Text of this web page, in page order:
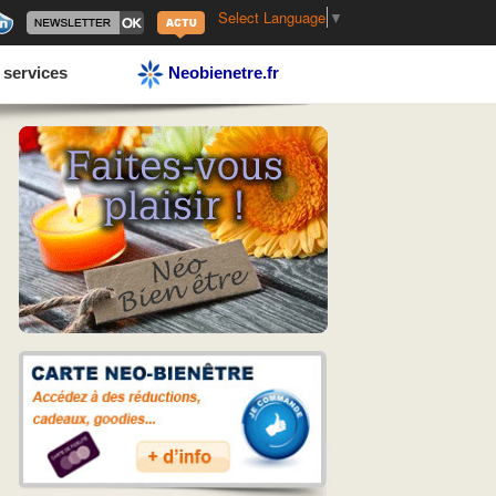
Select Language ▼
services Neobienetre.fr